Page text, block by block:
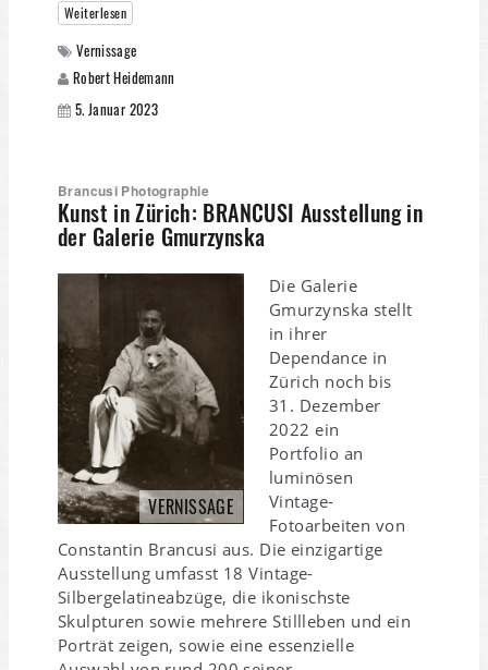
Weiterlesen
Vernissage
Robert Heidemann
5. Januar 2023
Brancusi Photographie
Kunst in Zürich: BRANCUSI Ausstellung in
der Galerie Gmurzynska
VERNISSAGE
Die Galerie
Gmurzynska stellt
in ihrer
Dependance in
Zürich noch bis
31. Dezember
2022 ein
Portfolio an
luminösen
Vintage-
Fotoarbeiten von
Constantin Brancusi aus. Die einzigartige
Ausstellung umfasst 18 Vintage-
Silbergelatineabzüge, die ikonischste
Skulpturen sowie mehrere Stillleben und ein
Porträt zeigen, sowie eine essenzielle